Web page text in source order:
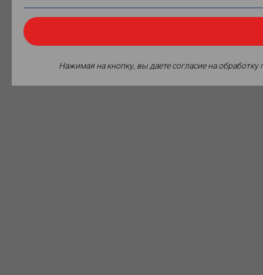
Нажимая на кнопку, вы даете согласие на